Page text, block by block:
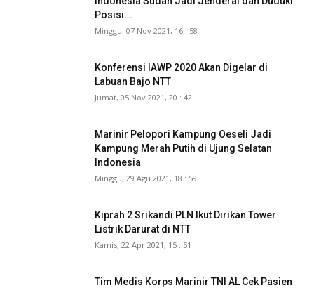
Posisi...
Minggu, 07 Nov 2021, 16 : 58
Konferensi IAWP 2020 Akan Digelar di
Labuan Bajo NTT
Jumat, 05 Nov 2021, 20 : 42
Marinir Pelopori Kampung Oeseli Jadi
Kampung Merah Putih di Ujung Selatan
Indonesia
Minggu, 29 Agu 2021, 18 : 59
Kiprah 2 Srikandi PLN Ikut Dirikan Tower
Listrik Darurat di NTT
Kamis, 22 Apr 2021, 15 : 51
Tim Medis Korps Marinir TNI AL Cek Pasien